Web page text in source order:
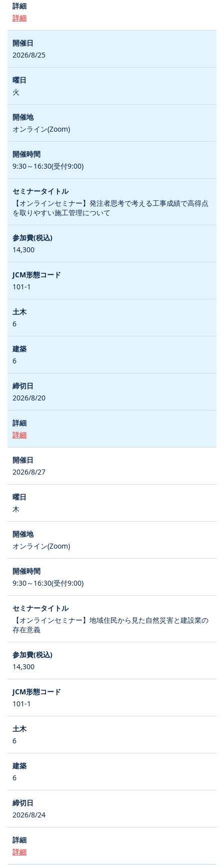
詳細
2026/8/25
火
オンライン(Zoom)
9:30～16:30(受付9:00)
【オンラインセミナー】発注者思考で考える工事成績で高得点
を取りやすい施工管理について
14,300
101-1
6
6
2026/8/20
詳細
2026/8/27
木
オンライン(Zoom)
9:30～16:30(受付9:00)
【オンラインセミナー】地域住民から見た自然災害と建設業の
存在意義
14,300
101-1
6
6
2026/8/24
詳細